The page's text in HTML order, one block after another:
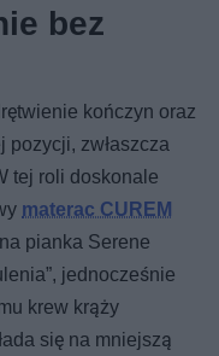
bez
kończyn oraz
zwłaszcza
tej roli doskonale
materac CUREM
pianka Serene
jednocześnie
krew krąży
się na mniejszą